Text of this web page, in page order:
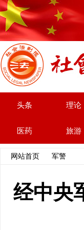
头条 理论
医药 旅游
网站首页 军警
经中央